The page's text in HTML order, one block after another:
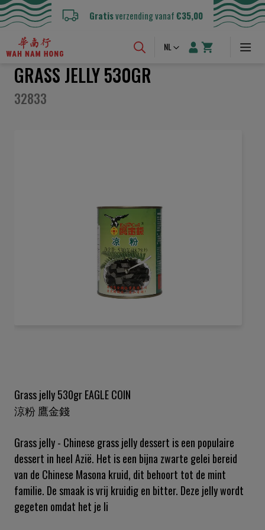
Gratisverzending vanaf€35,00
Taal
NL
GRASS JELLY 530GR
32833
de
afbeeldingen-
gallerij
Grass jelly 530gr EAGLE COIN
涼粉 鷹金錢
Grass jelly - Chinese grass jelly dessert is een populaire
dessert in heel Azië. Het is een bijna zwarte gelei bereid
van de Chinese Masona kruid, dit behoort tot de mint
familie. De smaak is vrij kruidig en bitter. Deze jelly wordt
gegeten omdat het je li